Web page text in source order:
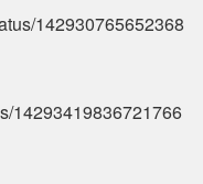
142930765652368
14293419836721766